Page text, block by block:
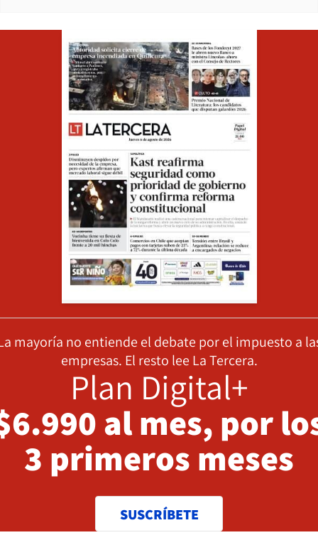
mayoría no entiende el debate por el impuesto a
empresas. El resto lee La Tercera.
Plan Digital+
al mes, por
3 primeros meses
SUSCRÍBETE